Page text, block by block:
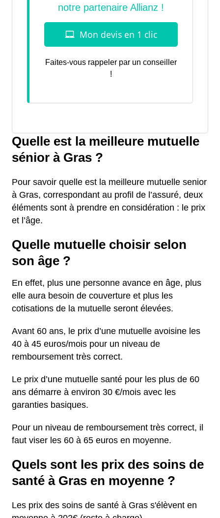
Faites-vous rappeler par un conseiller
!
Quelle est la meilleure mutuelle
sénior à Gras ?
Pour savoir quelle est la meilleure mutuelle senior
à Gras, correspondant au profil de l’assuré, deux
éléments sont à prendre en considération : le prix
et l’âge.
Quelle mutuelle choisir selon
son âge ?
En effet, plus une personne avance en âge, plus
elle aura besoin de couverture et plus les
cotisations de la mutuelle seront élevées.
Avant 60 ans, le prix d’une mutuelle avoisine les
40 à 45 euros/mois pour un niveau de
remboursement très correct.
Le prix d’une mutuelle santé pour les plus de 60
ans démarre à environ 30 €/mois avec les
garanties basiques.
Pour un niveau de remboursement très correct, il
faut viser les 60 à 65 euros en moyenne.
Quels sont les prix des soins de
santé à Gras en moyenne ?
Les prix des soins de santé à Gras s'élèvent en